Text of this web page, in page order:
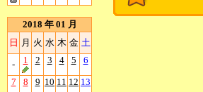
2018 年 01 月
日 月 火 水 木 金 土
- 1 2 3 4 5 6
7 8 9 10 11 12 13